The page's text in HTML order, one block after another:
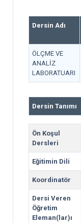
Dersin Adı
ÖLÇME VE
ANALİZ
LABORATUARI
Dersin Tanımı
Ön Koşul
Dersleri
Eğitimin Dili
Koordinatör
Dersi Veren
Öğretim
Eleman(lar)ı